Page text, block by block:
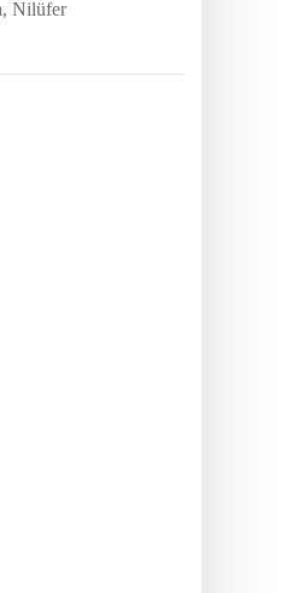
Nilüfer